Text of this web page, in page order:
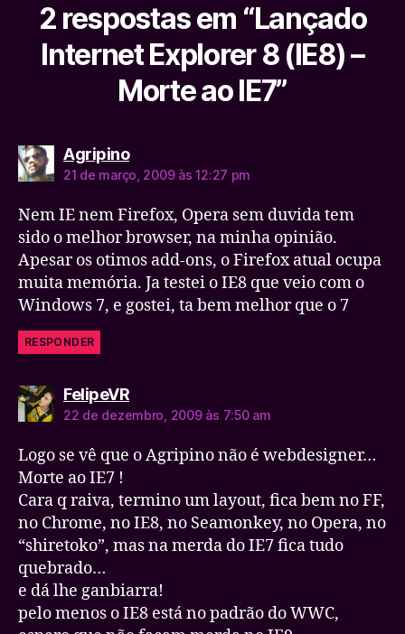
2 respostas em “Lançado
Internet Explorer 8 (IE8) –
Morte ao IE7”
Agripinodiz:
21 de março, 2009 às 12:27 pm
Nem IE nem Firefox, Opera sem duvida tem
sido o melhor browser, na minha opinião.
Apesar os otimos add-ons, o Firefox atual ocupa
muita memória. Ja testei o IE8 que veio com o
Windows 7, e gostei, ta bem melhor que o 7
RESPONDER
FelipeVRdiz:
22 de dezembro, 2009 às 7:50 am
Logo se vê que o Agripino não é webdesigner…
Morte ao IE7 !
Cara q raiva, termino um layout, fica bem no FF,
no Chrome, no IE8, no Seamonkey, no Opera, no
“shiretoko”, mas na merda do IE7 fica tudo
quebrado…
e dá lhe ganbiarra!
pelo menos o IE8 está no padrão do WWC,